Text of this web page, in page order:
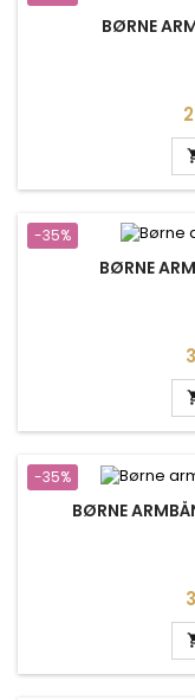
BØRNE
-35%
BØRNE
-35%
BØRNE